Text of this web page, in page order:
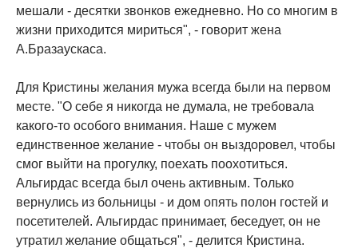
мешали - десятки звонков ежедневно. Но со многим в
жизни приходится мириться", - говорит жена
А.Бразаускаса.
Для Кристины желания мужа всегда были на первом
месте. "О себе я никогда не думала, не требовала
какого-то особого внимания. Наше с мужем
единственное желание - чтобы он выздоровел, чтобы
смог выйти на прогулку, поехать поохотиться.
Альгирдас всегда был очень активным. Только
вернулись из больницы - и дом опять полон гостей и
посетителей. Альгирдас принимает, беседует, он не
утратил желание общаться", - делится Кристина.